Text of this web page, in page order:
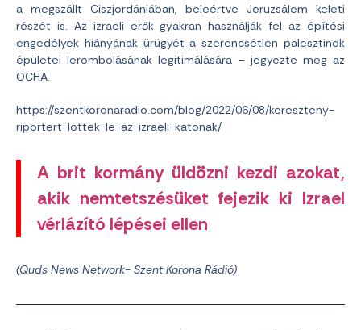
a megszállt Ciszjordániában, beleértve Jeruzsálem keleti
részét is. Az izraeli erők gyakran használják fel az építési
engedélyek hiányának ürügyét a szerencsétlen palesztinok
épületei lerombolásának legitimálására – jegyezte meg az
OCHA.
https://szentkoronaradio.com/blog/2022/06/08/kereszteny-
riportert-lottek-le-az-izraeli-katonak/
A brit kormány üldözni kezdi azokat,
akik nemtetszésüket fejezik ki Izrael
vérlázító lépései ellen
(Quds News Network- Szent Korona Rádió)